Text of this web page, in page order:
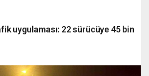
uygulaması: 22 sürücüye 45 bin